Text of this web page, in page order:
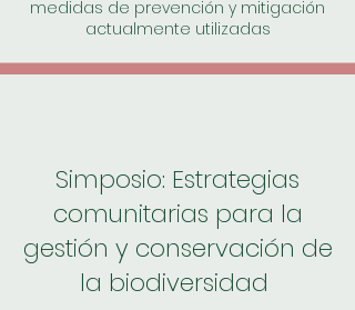
medidas de prevención y mitigación
actualmente utilizadas
Simposio: Estrategias
comunitarias para la
gestión y conservación de
la biodiversidad